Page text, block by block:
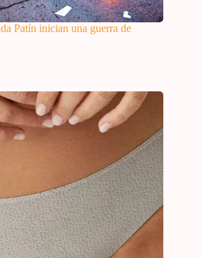
Patín inician una guerra de